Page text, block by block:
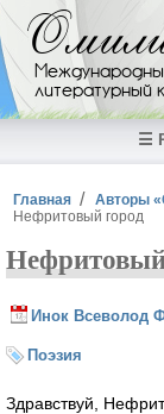
Перейти к
литературный
☰
Вы здесь
Главная Авторы
Нефритовый город
Инок Всеволод
Поэзия
Здравствуй,